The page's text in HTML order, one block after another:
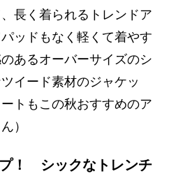
長く着られるトレンドア
ッドもなく軽くて着やす
あるオーバーサイズのシ
イード素材のジャケッ
トもこの秋おすすめのア
）
！ シックなトレンチ